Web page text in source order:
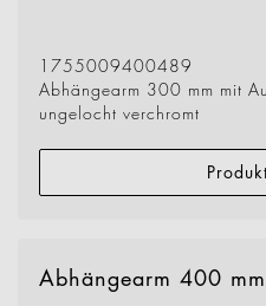
1755009400489
Abhängearm 300 mm mit
ungelocht verchromt
Abhängearm 400 mm